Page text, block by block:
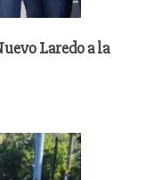
Laredo a la